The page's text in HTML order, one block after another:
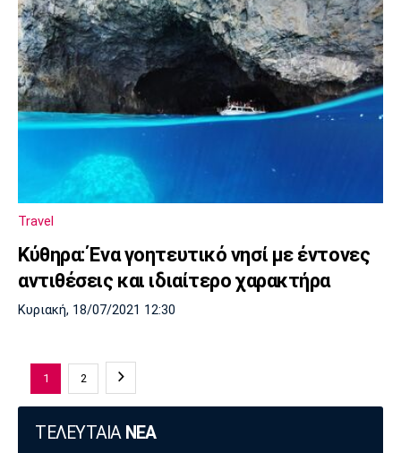
Travel
Κύθηρα: Ένα γοητευτικό νησί με έντονες
αντιθέσεις και ιδιαίτερο χαρακτήρα
Κυριακή, 18/07/2021 12:30
1 2
ΤΕΛΕΥΤΑΙΑ ΝΕΑ